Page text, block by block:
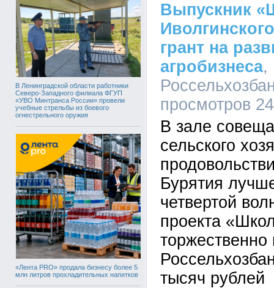
В Ленинградской области работники
Северо-Западного филиала ФГУП
«УВО Минтранса России» провели
учебные стрельбы из боевого
огнестрельного оружия
«Лента PRO» продала бизнесу более 5
млн литров прохладительных напитков
Выпускник
грант на
агробизнеса,
просмотров
В зале
сельского
Бурятия
четвертой
проекта
торжественно
тысяч рублей